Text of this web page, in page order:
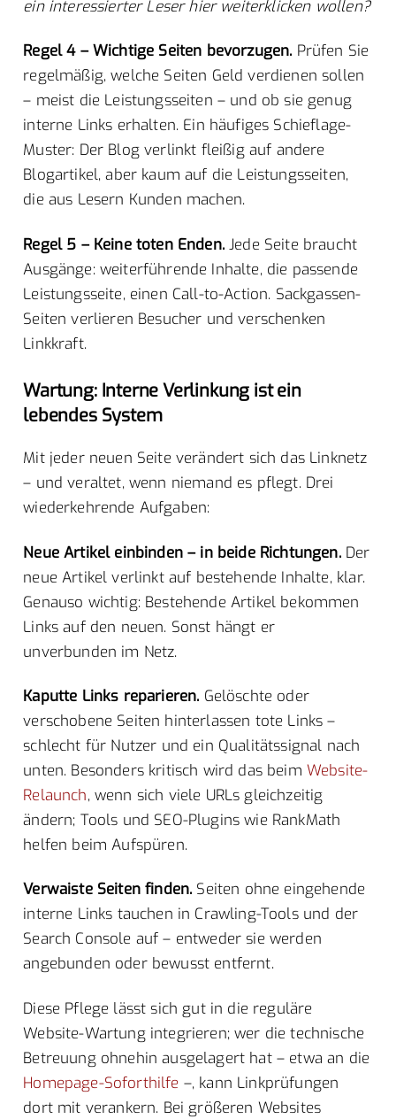
ein interessierter Leser hier weiterklicken wollen?
Regel 4 – Wichtige Seiten bevorzugen. Prüfen Sie
regelmäßig, welche Seiten Geld verdienen sollen
– meist die Leistungsseiten – und ob sie genug
interne Links erhalten. Ein häufiges Schieflage-
Muster: Der Blog verlinkt fleißig auf andere
Blogartikel, aber kaum auf die Leistungsseiten,
die aus Lesern Kunden machen.
Regel 5 – Keine toten Enden.Jede Seite braucht
Ausgänge: weiterführende Inhalte, die passende
Leistungsseite, einen Call-to-Action. Sackgassen-
Seiten verlieren Besucher und verschenken
Linkkraft.
Wartung: Interne Verlinkung ist ein
lebendes System
Mit jeder neuen Seite verändert sich das Linknetz
– und veraltet, wenn niemand es pflegt. Drei
wiederkehrende Aufgaben:
Neue Artikel einbinden – in beide Richtungen.Der
neue Artikel verlinkt auf bestehende Inhalte, klar.
Genauso wichtig: Bestehende Artikel bekommen
Links auf den neuen. Sonst hängt er
unverbunden im Netz.
Kaputte Links reparieren. Gelöschte oder
verschobene Seiten hinterlassen tote Links –
schlecht für Nutzer und ein Qualitätssignal nach
unten. Besonders kritisch wird das beim Website-
Relaunch, wenn sich viele URLs gleichzeitig
ändern; Tools und SEO-Plugins wie RankMath
helfen beim Aufspüren.
Verwaiste Seiten finden. Seiten ohne eingehende
interne Links tauchen in Crawling-Tools und der
Search Console auf – entweder sie werden
angebunden oder bewusst entfernt.
Diese Pflege lässt sich gut in die reguläre
Website-Wartung integrieren; wer die technische
Betreuung ohnehin ausgelagert hat – etwa an die
Homepage-Soforthilfe –, kann Linkprüfungen
dort mit verankern. Bei größeren Websites